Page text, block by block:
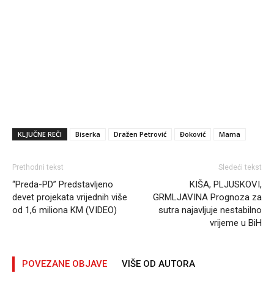
KLJUČNE REČI Biserka Dražen Petrović Đoković Mama
Prethodni tekst
“Preda-PD” Predstavljeno
devet projekata vrijednih više
od 1,6 miliona KM (VIDEO)
Sledeći tekst
KIŠA, PLJUSKOVI,
GRMLJAVINA Prognoza za
sutra najavljuje nestabilno
vrijeme u BiH
POVEZANE OBJAVE VIŠE OD AUTORA